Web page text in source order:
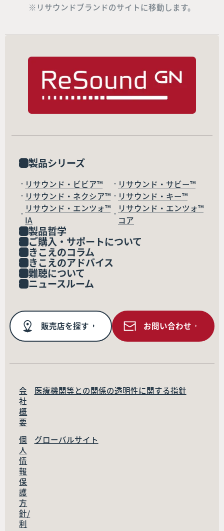
※リサウンドブランドのサイトに移動します。
製品シリーズ
リサウンド・ビビア™
リサウンド・サビー™
リサウンド・ネクシア™
リサウンド・キー™
リサウンド・エンツォ™
IA
リサウンド・エンツォ™
コア
製品哲学
ご購入・サポートについて
きこえのコラム
きこえのアドバイス
難聴について
ニュースルーム
販売店を探す お問い合わせ
会
社
概
要
医療機関等との関係の透明性に関する指針
個
人
情
報
保
護
方
針/
利
グローバルサイト